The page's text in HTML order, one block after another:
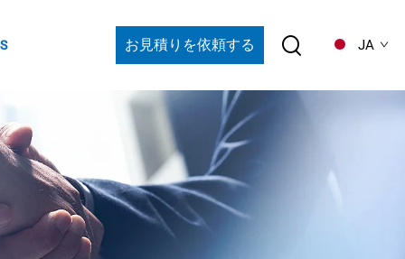
お見積りを依頼する JA